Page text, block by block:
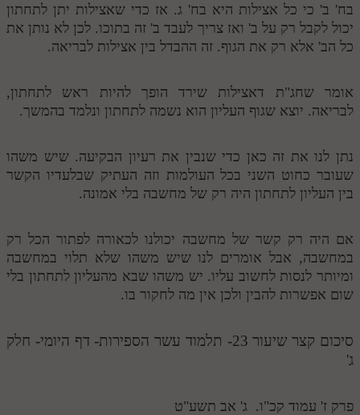
בח' ב' כי כל אצילות היא בח' ג. אז כדי שאצילות יתן לתחתון
יכול לקבל רק על ב' ואז צריך לעבד ב' זה בתוכו. לכן לא נותן את
כל הב' אלא רק את הגוף. זה ההבדל בין אצילות לבריאה.
אומר שחג"ת דאצילות שירד הופך להיות ראש לתחתון,
לבריאה. יוצא שגוף העליון הוא נשמה לתחתון ונלמד בהמשך.
נתן לנו את זה כאן כדי שנבין את רעיון הבקיעה. שיש משהו
שעובר כחוט השני בכל העולמות וזה העתיק שבלעדיו הקשר
בין העליון לתחתון היה רק של מחשבה בלי אמונה.
אם היה רק קשר של מחשבה יכולנו לכאורה לפתור הכל רק
במחשבה, אבל אומרים לנו שיש משהו שלא תלוי במחשבה
ומיותר לנסות לחשוב עליו. יש משהו שבא מהעליון לתחתון בלי
שום אפשרות להבין ולכן אין מה לחקור בו.
סיכום קצר שיעור 23- תלמוד עשר הספירות- דף היומי- חלק
ג'
פרק ז' עמוד קכ"ו. ג' אב תשע"ט